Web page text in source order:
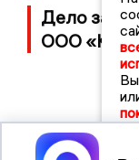
Дело
ООО